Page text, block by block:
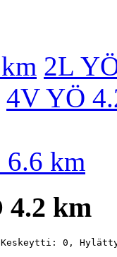
2L
4V YÖ
km
4.2 km
0,